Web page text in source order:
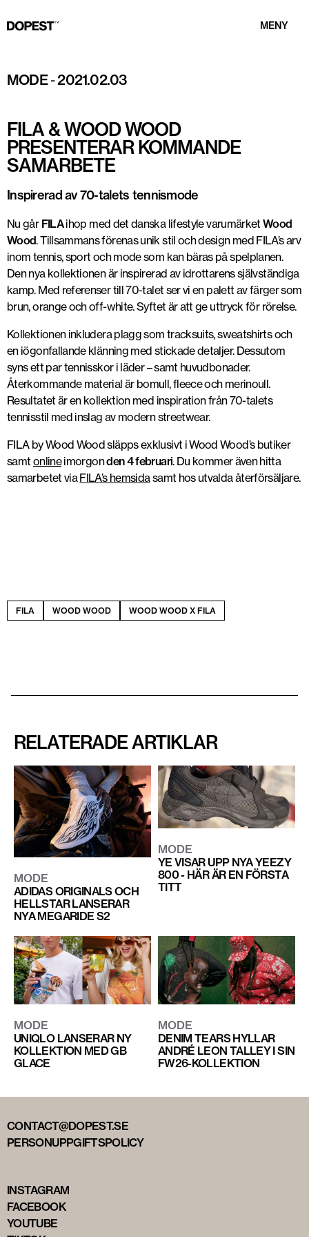
MENY
MODE-2021.02.03
FILA & WOOD WOOD
PRESENTERAR KOMMANDE
SAMARBETE
Inspirerad av 70-talets tennismode
Nu går FILAihop med det danska lifestyle varumärketWood
Wood. Tillsammans förenas unik stil och design med FILA’s arv
inom tennis, sport och mode som kan bäras på spelplanen.
Den nya kollektionen är inspirerad av idrottarens självständiga
kamp. Med referenser till 70-talet ser vi en palett av färger som
brun, orange och off-white. Syftet är att ge uttryck för rörelse.
Kollektionen inkludera plagg som tracksuits, sweatshirts och
en iögonfallande klänning med stickade detaljer. Dessutom
syns ett par tennisskor i läder – samt huvudbonader.
Återkommande material är bomull, fleece och merinoull.
Resultatet är en kollektion med inspiration från 70-talets
tennisstil med inslag av modern streetwear.
FILA by Wood Wood släpps exklusivt i Wood Wood’s butiker
samt onlineimorgonden 4 februari. Du kommer även hitta
samarbetet viaFILA’s hemsidasamt hos utvalda återförsäljare.
FILA WOOD WOOD WOOD WOOD X FILA
RELATERADE ARTIKLAR
MODE
ADIDAS ORIGINALS OCH
HELLSTAR LANSERAR
NYA MEGARIDE S2
MODE
YE VISAR UPP NYA YEEZY
800 - HÄR ÄR EN FÖRSTA
TITT
MODE
UNIQLO LANSERAR NY
KOLLEKTION MED GB
GLACE
MODE
DENIM TEARS HYLLAR
ANDRÉ LEON TALLEY I SIN
FW26-KOLLEKTION
CONTACT@DOPEST.SE
PERSONUPPGIFTSPOLICY
INSTAGRAM
FACEBOOK
YOUTUBE